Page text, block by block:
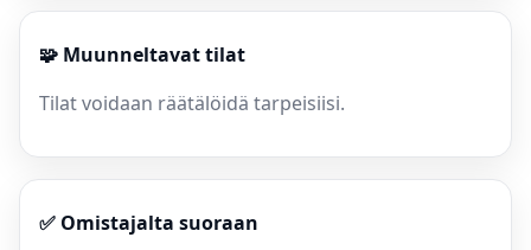
🧩 Muunneltavat tilat
Tilat voidaan räätälöidä tarpeisiisi.
✅ Omistajalta suoraan